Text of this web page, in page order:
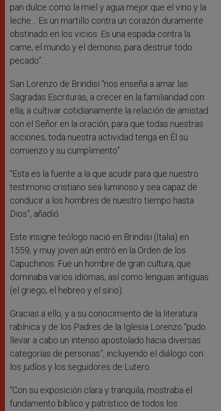
pan dulce como la miel y agua mejor que el vino y la
leche… Es un martillo contra un corazón duramente
obstinado en los vicios. Es una espada contra la
carne, el mundo y el demonio, para destruir todo
pecado”. .
San Lorenzo de Brindisi “nos enseña a amar las
Sagradas Escrituras, a crecer en la familiaridad con
ella, a cultivar cotidianamente la relación de amistad
con el Señor en la oración, para que todas nuestras
acciones, toda nuestra actividad tenga en Él su
comienzo y su cumplimento”.
“Esta es la fuente a la que acudir para que nuestro
testimonio cristiano sea luminoso y sea capaz de
conducir a los hombres de nuestro tiempo hasta
Dios”, añadió.
Este insigne teólogo nació en Brindisi (Italia) en
1559, y muy joven aún entró en la Orden de los
Capuchinos. Fue un hombre de gran cultura, que
dominaba varios idiomas, así como lenguas antiguas
(el griego, el hebreo y el sirio).
Gracias a ello, y a su conocimiento de la literatura
rabínica y de los Padres de la Iglesia Lorenzo “pudo
llevar a cabo un intenso apostolado hacia diversas
categorías de personas”, incluyendo el diálogo con
los judíos y los seguidores de Lutero.
“Con su exposición clara y tranquila, mostraba el
fundamento bíblico y patrístico de todos los